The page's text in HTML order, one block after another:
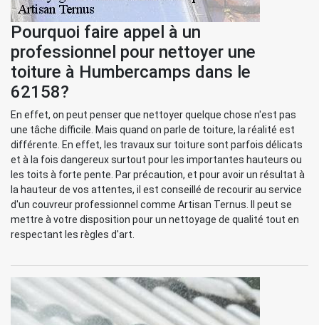
Pourquoi faire appel à un
professionnel pour nettoyer une
toiture à Humbercamps dans le
62158?
En effet, on peut penser que nettoyer quelque chose n'est pas
une tâche difficile. Mais quand on parle de toiture, la réalité est
différente. En effet, les travaux sur toiture sont parfois délicats
et à la fois dangereux surtout pour les importantes hauteurs ou
les toits à forte pente. Par précaution, et pour avoir un résultat à
la hauteur de vos attentes, il est conseillé de recourir au service
d'un couvreur professionnel comme Artisan Ternus. Il peut se
mettre à votre disposition pour un nettoyage de qualité tout en
respectant les règles d'art.